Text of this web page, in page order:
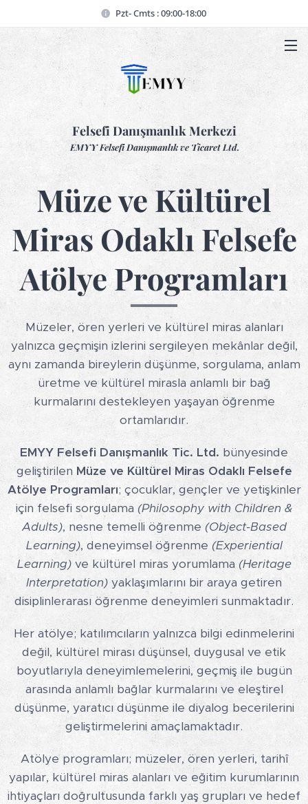
Pzt- Cmts : 09:00-18:00
Felsefi Danışmanlık Merkezi
EMYY Felsefi Danışmanlık ve Ticaret Ltd.
Müze ve Kültürel
Miras Odaklı Felsefe
Atölye Programları
Müzeler, ören yerleri ve kültürel miras alanları
yalnızca geçmişin izlerini sergileyen mekânlar değil,
aynı zamanda bireylerin düşünme, sorgulama, anlam
üretme ve kültürel mirasla anlamlı bir bağ
kurmalarını destekleyen yaşayan öğrenme
ortamlarıdır.
EMYY Felsefi Danışmanlık Tic. Ltd. bünyesinde
geliştirilen Müze ve Kültürel Miras Odaklı Felsefe
Atölye Programları; çocuklar, gençler ve yetişkinler
için felsefi sorgulama (Philosophy with Children &
Adults), nesne temelli öğrenme (Object-Based
Learning), deneyimsel öğrenme (Experiential
Learning)ve kültürel miras yorumlama (Heritage
Interpretation) yaklaşımlarını bir araya getiren
disiplinlerarası öğrenme deneyimleri sunmaktadır.
Her atölye; katılımcıların yalnızca bilgi edinmelerini
değil, kültürel mirası düşünsel, duygusal ve etik
boyutlarıyla deneyimlemelerini, geçmiş ile bugün
arasında anlamlı bağlar kurmalarını ve eleştirel
düşünme, yaratıcı düşünme ile diyalog becerilerini
geliştirmelerini amaçlamaktadır.
Atölye programları; müzeler, ören yerleri, tarihî
yapılar, kültürel miras alanları ve eğitim kurumlarının
ihtiyaçları doğrultusunda farklı yaş grupları ve hedef